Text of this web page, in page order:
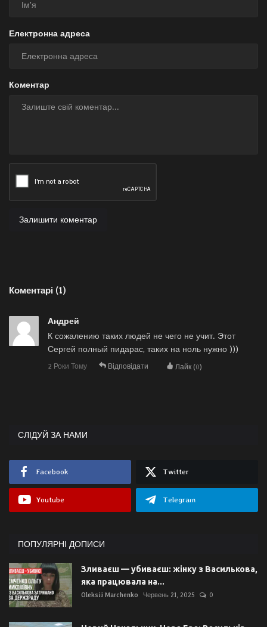
Електронна адреса
Коментар
Залишити коментар
Коментарі (1)
Андрей
К сожалению таких людей не чего не учит. Этот
Сергей полный пидарас, таких на ноль нужно )))
2 Роки Тому Відповідати Лайк (0)
СЛІДУЙ ЗА НАМИ
Facebook Twitter
Youtube Telegram
ПОПУЛЯРНІ ДОПИСИ
Зливаєш — убиваєш: жінку з Василькова,
яка працювала на...
Oleksii Marchenko Червень 21, 2025 0